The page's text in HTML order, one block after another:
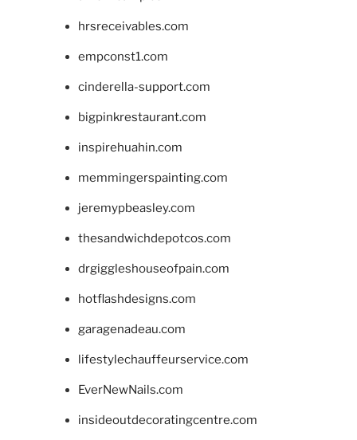
hrsreceivables.com
empconst1.com
cinderella-support.com
bigpinkrestaurant.com
inspirehuahin.com
memmingerspainting.com
jeremypbeasley.com
thesandwichdepotcos.com
drgiggleshouseofpain.com
hotflashdesigns.com
garagenadeau.com
lifestylechauffeurservice.com
EverNewNails.com
insideoutdecoratingcentre.com